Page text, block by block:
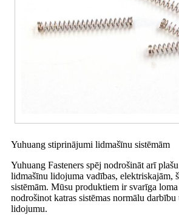
Yuhuang stiprinājumi lidmašīnu sistēmām
Yuhuang Fasteners spēj nodrošināt arī
lidmašīnu lidojuma vadības, elektriskajām,
sistēmām. Mūsu produktiem ir svarīga loma
nodrošinot katras sistēmas normālu
lidojumu.